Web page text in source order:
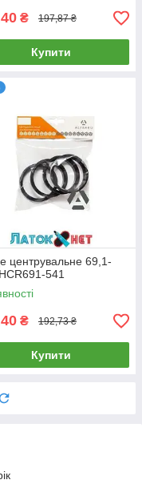
₴ 197,87 ₴
Купити
центрувальне 69,1-
541
₴ 192,73 ₴
Купити